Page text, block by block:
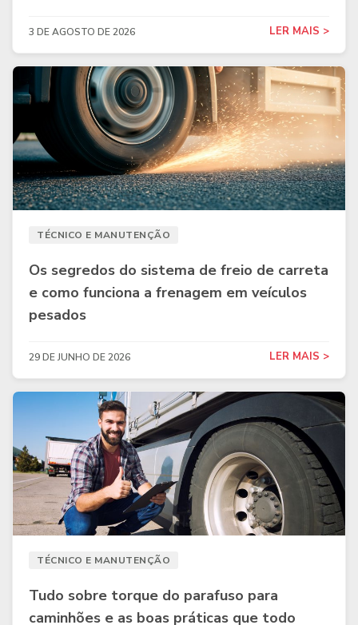
3 DE AGOSTO DE 2026 LER MAIS >
TÉCNICO E MANUTENÇÃO
Os segredos do sistema de freio de carreta
e como funciona a frenagem em veículos
pesados
29 DE JUNHO DE 2026 LER MAIS >
TÉCNICO E MANUTENÇÃO
Tudo sobre torque do parafuso para
caminhões e as boas práticas que todo